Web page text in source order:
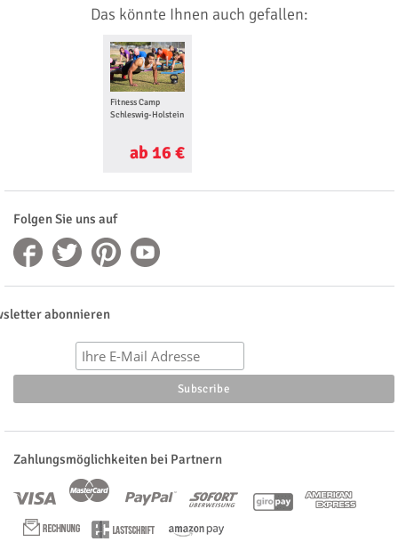
Das könnte Ihnen auch gefallen:
Fitness Camp
Schleswig-Holstein
ab 16 €
Folgen Sie uns auf
abonnieren
Zahlungsmöglichkeiten bei Partnern